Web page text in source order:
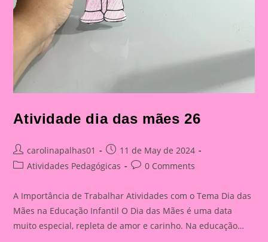
Atividade dia das mães 26
Post
author:
carolinapalhas01
Post
published:
11 de May de 2024
PostAtividades Pedagógicas
Post0 Comments
A Importância de Trabalhar Atividades com o Tema Dia das
Mães na Educação Infantil O Dia das Mães é uma data
muito especial, repleta de amor e carinho. Na educação…